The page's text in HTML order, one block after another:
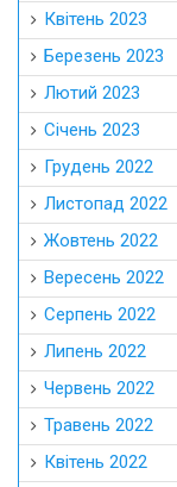
Квітень 2023
Березень 2023
Лютий 2023
Січень 2023
Грудень 2022
Листопад 2022
Жовтень 2022
Вересень 2022
Серпень 2022
Липень 2022
Червень 2022
Травень 2022
Квітень 2022